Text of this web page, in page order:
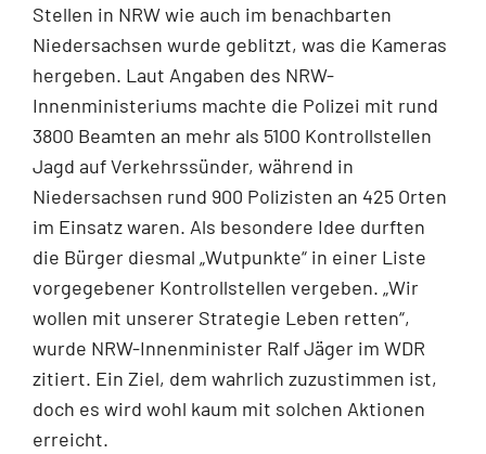
Stellen in NRW wie auch im benachbarten
Niedersachsen wurde geblitzt, was die Kameras
hergeben. Laut Angaben des NRW-
Innenministeriums machte die Polizei mit rund
3800 Beamten an mehr als 5100 Kontrollstellen
Jagd auf Verkehrssünder, während in
Niedersachsen rund 900 Polizisten an 425 Orten
im Einsatz waren. Als besondere Idee durften
die Bürger diesmal „Wutpunkte“ in einer Liste
vorgegebener Kontrollstellen vergeben. „Wir
wollen mit unserer Strategie Leben retten“,
wurde NRW-Innenminister Ralf Jäger im WDR
zitiert. Ein Ziel, dem wahrlich zuzustimmen ist,
doch es wird wohl kaum mit solchen Aktionen
erreicht.